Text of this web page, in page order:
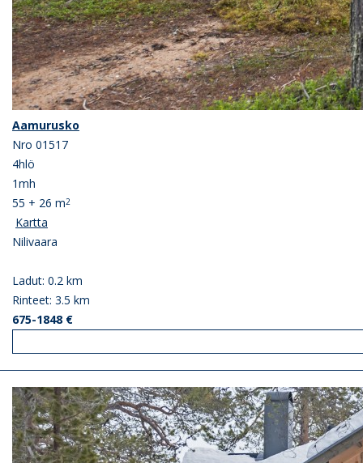
Aamurusko
Nro 01517
4hlö
1mh
55 + 26 m2
Kartta
Nilivaara
Ladut: 0.2 km
Rinteet: 3.5 km
675-1848 €